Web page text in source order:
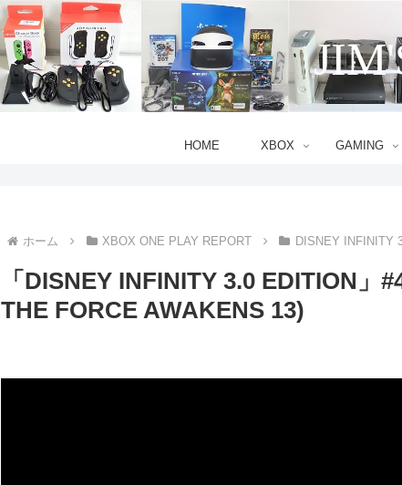
HOME XBOX GAMING
ホーム XBOX ONE PLAY REPORT DISNEY INFINITY
「DISNEY INFINITY 3.0 EDITION」
THE FORCE AWAKENS 13)